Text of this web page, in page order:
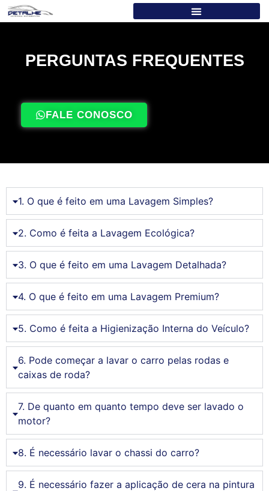
PERGUNTAS FREQUENTES
FALE CONOSCO
1. O que é feito em uma Lavagem Simples?
2. Como é feita a Lavagem Ecológica?
3. O que é feito em uma Lavagem Detalhada?
4. O que é feito em uma Lavagem Premium?
5. Como é feita a Higienização Interna do Veículo?
6. Pode começar a lavar o carro pelas rodas e
caixas de roda?
7. De quanto em quanto tempo deve ser lavado o
motor?
8. É necessário lavar o chassi do carro?
9. É necessário fazer a aplicação de cera na pintura